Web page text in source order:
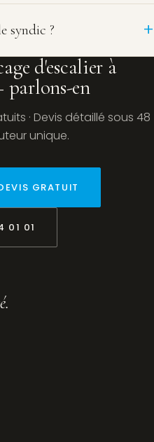
syndic ?
d'escalier à
parlons-en
· Devis détaillé sous 48
unique.
GRATUIT
01 01